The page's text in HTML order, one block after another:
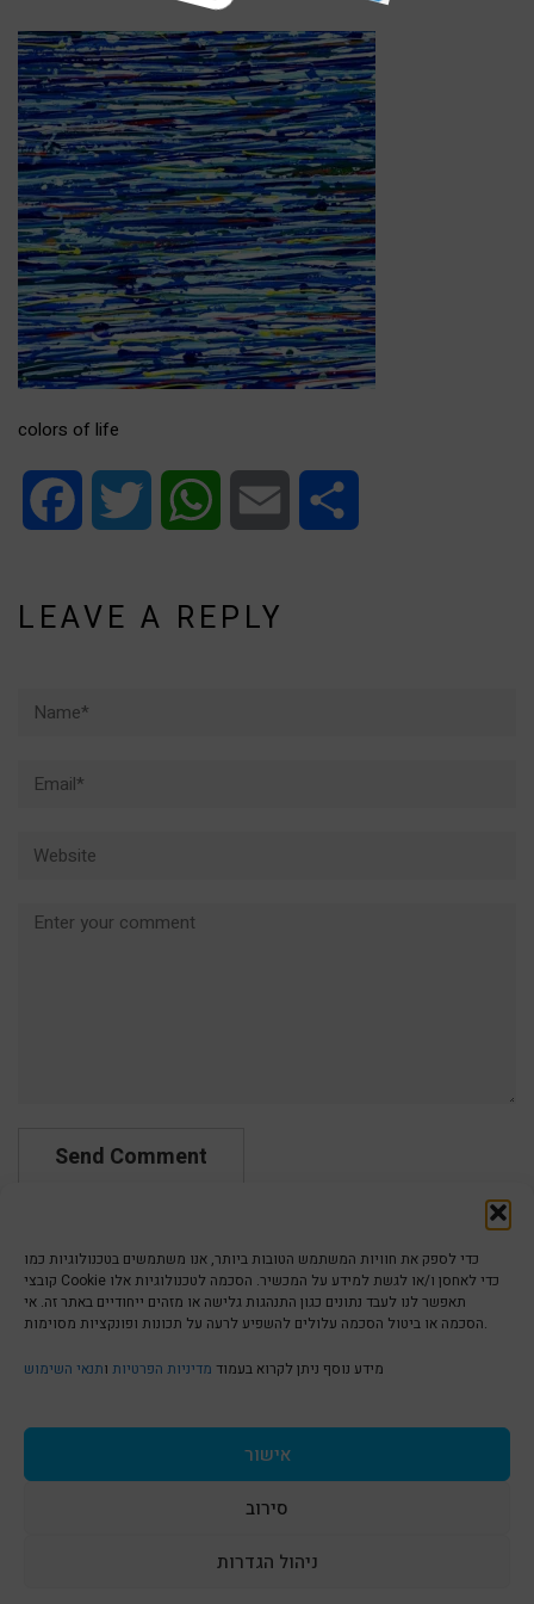
כדי לספק את חוויות המשתמש הטובות ביותר, אנו משתמשים בטכנולוגיות כמו
קובצי Cookie כדי לאחסן ו/או לגשת למידע על המכשיר. הסכמה לטכנולוגיות אלו
תאפשר לנו לעבד נתונים כגון התנהגות גלישה או מזהים ייחודיים באתר זה. אי
הסכמה או ביטול הסכמה עלולים להשפיע לרעה על תכונות ופונקציות מסוימות.
מידע נוסף ניתן לקרוא בעמוד מדיניות הפרטיות ותנאי השימוש
אישור
סירוב
ניהול הגדרות
colors of life
Facebook Twitter WhatsApp Email
LEAVE A REPLY
Comment
הצהרת נגישות | Accessibility